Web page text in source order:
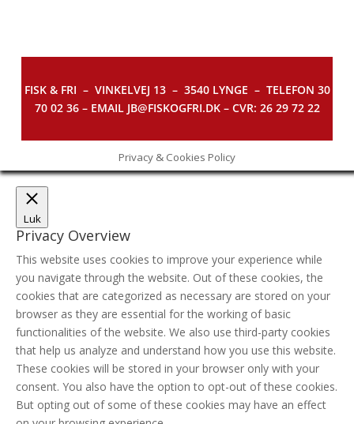
FISK & FRI – VINKELVEJ 13 – 3540 LYNGE – TELEFON 30
70 02 36 – EMAIL JB@FISKOGFRI.DK – CVR: 26 29 72 22
Privacy & Cookies Policy
Luk
Privacy Overview
This website uses cookies to improve your experience while
you navigate through the website. Out of these cookies, the
cookies that are categorized as necessary are stored on your
browser as they are essential for the working of basic
functionalities of the website. We also use third-party cookies
that help us analyze and understand how you use this website.
These cookies will be stored in your browser only with your
consent. You also have the option to opt-out of these cookies.
But opting out of some of these cookies may have an effect